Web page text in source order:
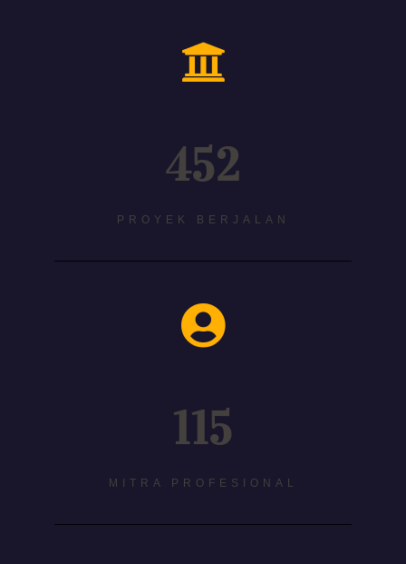
452
PROYEK BERJALAN
115
MITRA PROFESIONAL